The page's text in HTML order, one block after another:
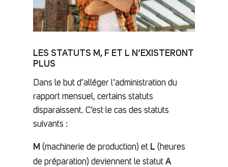
LES STATUTS M, F ET L N’EXISTERONT
PLUS
Dans le but d’alléger l’administration du
rapport mensuel, certains statuts
disparaissent. C’est le cas des statuts
suivants :
M (machinerie de production) et L (heures
de préparation) deviennent le statut A